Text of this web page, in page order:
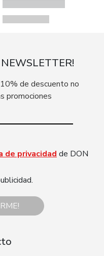
de descuento no
promociones
de privacidad de DON